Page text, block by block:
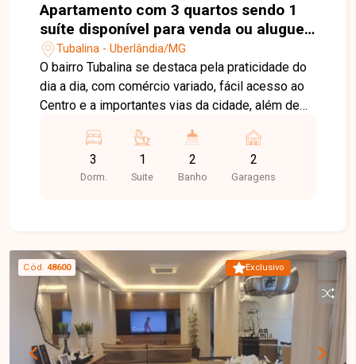
Apartamento com 3 quartos sendo 1
suíte disponível para venda ou aluguel
no bairro Tubalina em Uberlândia-MG
Tubalina - Uberlândia/MG
O bairro Tubalina se destaca pela praticidade do
dia a dia, com comércio variado, fácil acesso ao
Centro e a importantes vias da cidade, além de
valoriza a mobilidade e a conveniência dos
moradores. O apartamento conta com sala em
dois ambientes com painel ripado e rack
armário e box, cozinha com armários conjugada
com copa, gás encanado, área de serviço
separada, piso em porcelanato, pintura nova e
aproximadamente 90m² de área privativa. Possui
ainda duas vagas de garagem. O prédio oferece
portaria virtual, elevador, salão de festas, espaço
3
Dorm.
1
Suite
2
Banho
2
Garagens
Exclusivo
Cód. 48600